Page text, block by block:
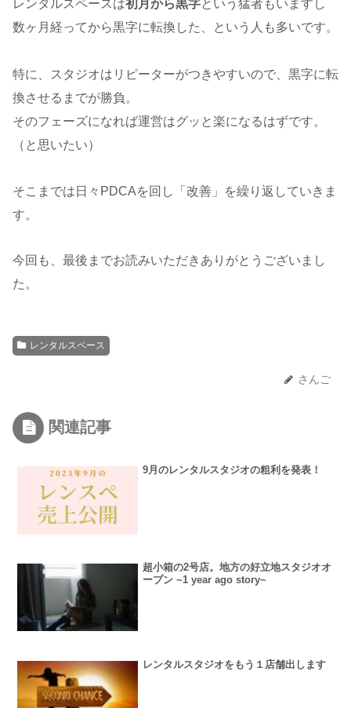
レンタルスペースは初月から黒字という猛者もいますし
数ヶ月経ってから黒字に転換した、という人も多いです。
特に、スタジオはリピーターがつきやすいので、黒字に転
換させるまでが勝負。
そのフェーズになれば運営はグッと楽になるはずです。
（と思いたい）
そこまでは日々PDCAを回し「改善」を繰り返していきま
す。
今回も、最後までお読みいただきありがとうございまし
た。
レンタルスペース
さんご
関連記事
9月のレンタルスタジオの粗利を発表！
超小箱の2号店。地方の好立地スタジオオ
ープン ~1 year ago story~
レンタルスタジオをもう１店舗出します